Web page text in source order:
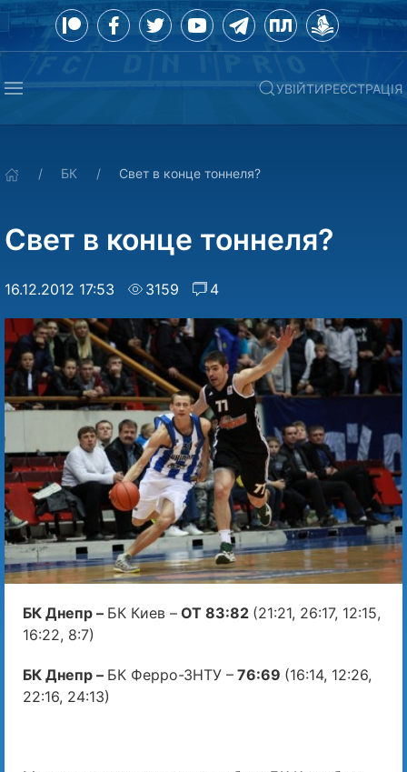
УВІЙТИРЕЄСТРАЦІЯ
БК Свет в конце тоннеля?
Свет в конце тоннеля?
16.12.2012 17:53 3159 4
БК Днепр – БК Киев – ОТ 83:82 (21:21, 26:17, 12:15,
16:22, 8:7)
БК Днепр – БК Ферро-ЗНТУ – 76:69 (16:14, 12:26,
22:16, 24:13)